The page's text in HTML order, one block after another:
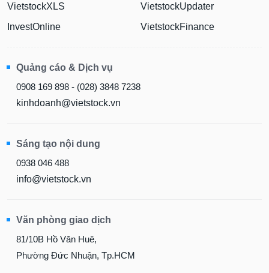
VietstockXLS
InvestOnline
VietstockUpdater
VietstockFinance
Quảng cáo & Dịch vụ
0908 169 898 - (028) 3848 7238
kinhdoanh@vietstock.vn
Sáng tạo nội dung
0938 046 488
info@vietstock.vn
Văn phòng giao dịch
81/10B Hồ Văn Huê,
Phường Đức Nhuận, Tp.HCM